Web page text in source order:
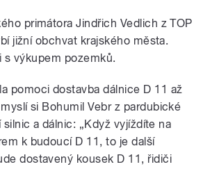
primátora Jindřich Vedlich z TOP
jižní obchvat krajského města.
s výkupem pozemků.
pomoci dostavba dálnice D 11 až
si Bohumil Vebr z pardubické
a dálnic: „Když vyjíždíte na
k budoucí D 11, to je další
dostavený kousek D 11, řidiči